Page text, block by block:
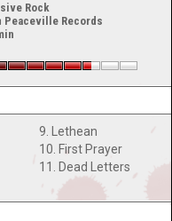
Rock
Peaceville Records
9. Lethean
10. First Prayer
11. Dead Letters